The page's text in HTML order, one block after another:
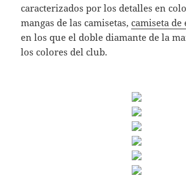
caracterizados por los detalles en
mangas de las camisetas,camiseta de
en los que el doble diamante de la
los colores del club.